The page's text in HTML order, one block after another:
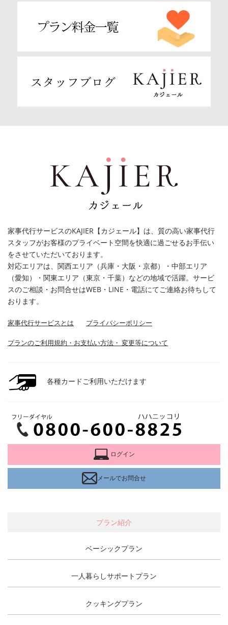
家事代行サービスのKAJIER【カジェール】は、質の高い家事代行
スタッフがお客様のプライベート空間を快適に過ごせるお手伝い
をさせていただいております。
対応エリアは、関西エリア（兵庫・大阪・京都）・中部エリア
（愛知）・関東エリア（東京・千葉）などの地域で活躍。サービ
スのご相談・お問合せはWEB・LINE・電話にてご連絡お待ちして
おります。
家事代行サービスとは プライバシーポリシー
プランのご利用規約・お支払い方法・ 変更等について
各種カードご利用いただけます
ログイン
メールでお問合せ
プラン紹介
ベーシックプラン
一人暮らしサポートプラン
クッキングプラン